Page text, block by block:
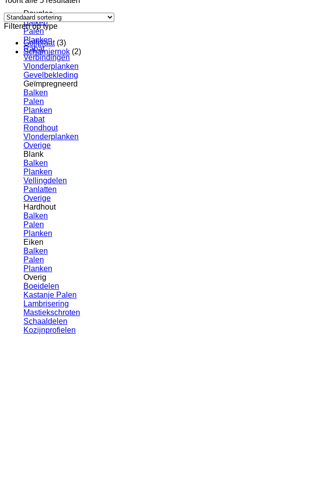
Douglas
Balken
Palen
Planken
Rabat
Verbindingen
Vlonderplanken
Gevelbekleding
Geïmpregneerd
Balken
Palen
Planken
Rabat
Rondhout
Vlonderplanken
Overige
Blank
Balken
Planken
Vellingdelen
Panlatten
Overige
Hardhout
Balken
Palen
Planken
Eiken
Balken
Palen
Planken
Overig
Boeidelen
Kastanje Palen
Lambrisering
Mastiekschroten
Schaaldelen
Kozijnprofielen
Filteren op type
Golfplaat (3)
Scharniernok (2)